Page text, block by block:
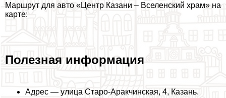
Маршрут для авто «Центр Казани – Вселенский храм» на
карте:
Полезная информация
Адрес — улица Старо-Аpaкчинская, 4, Казань.